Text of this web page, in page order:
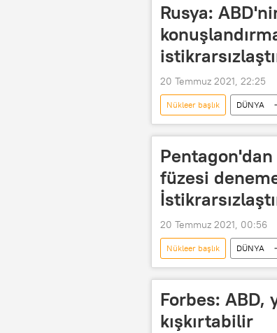
Rusya:
20 Temmuz 2021, 22:25
Nükleer başlık DÜNYA
John Kirby
füzesi
20 Temmuz 2021, 00:56
Nükleer başlık DÜNYA
ABD
Pentagon
Forbes: ABD,
kışkırtabilir